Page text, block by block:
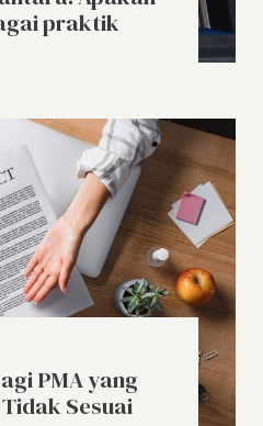
praktik
PMA yang
Sesuai